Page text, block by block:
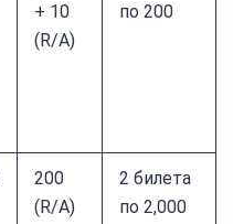
+ 10
(R/A)
по 200
200
(R/A)
2 билета
по 2,000